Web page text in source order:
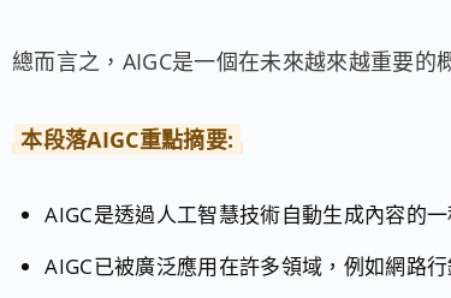
總而言之，AIGC是一個在未來越來越重要的
本段落AIGC重點摘要:
AIGC是透過人工智慧技術自動生成內容的
AIGC已被廣泛應用在許多領域，例如網路